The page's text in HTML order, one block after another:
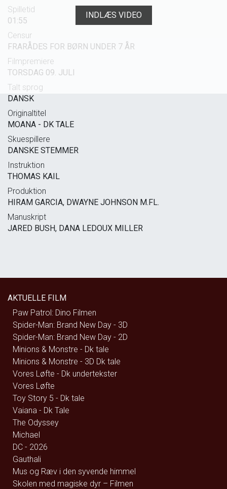
INDLÆS VIDEO
Spilletid
01:55
Censur
FRARÅDES FOR BØRN UNDER 7 ÅR
Filmpremiere
TORSDAG 09. JULI
Talt sprog
DANSK
Originaltitel
MOANA - DK TALE
Skuespillere
DANSKE STEMMER
Instruktion
THOMAS KAIL
Produktion
HIRAM GARCIA, DWAYNE JOHNSON M.FL.
Manuskript
JARED BUSH, DANA LEDOUX MILLER
AKTUELLE FILM
Paw Patrol: Dino Filmen
Spider-Man: Brand New Day - 3D
Spider-Man: Brand New Day - 2D
Minions & Monstre - Dk tale
Minions & Monstre - 3D Dk tale
Vores Løfte - Dk undertekster
Vores Løfte
Toy Story 5 - Dk tale
Vaiana - Dk Tale
The Odyssey
Michael
DC - 2026
Gauthali
Mus og Ræv i den syvende himmel
Skolen med magiske dyr – Filmen